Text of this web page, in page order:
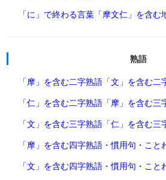
「に」で終わる言葉 「摩文仁」を含む
熟語
「摩」を含む二字熟語 「文」を含む二
「仁」を含む二字熟語 「摩」を含む三
「文」を含む三字熟語 「仁」を含む三
「摩」を含む四字熟語・慣用句・こと
「文」を含む四字熟語・慣用句・こと